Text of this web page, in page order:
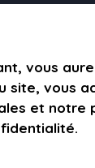
vous
site, vous
et notre